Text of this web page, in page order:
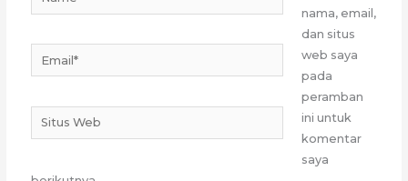
Email*
Situs
Web
nama, email,
dan situs
web saya
pada
peramban
ini untuk
komentar
saya